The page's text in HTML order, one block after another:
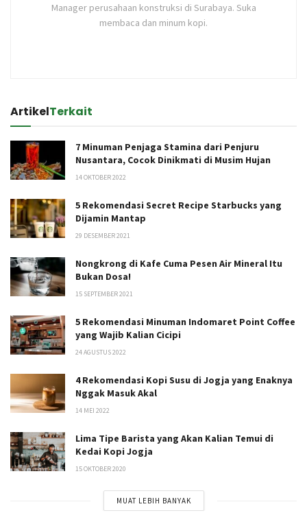
Manager perusahaan konstruksi di Surabaya. Suka
membaca dan minum kopi.
ArtikelTerkait
7 Minuman Penjaga Stamina dari Penjuru
Nusantara, Cocok Dinikmati di Musim Hujan
14 OKTOBER 2022
5 Rekomendasi Secret Recipe Starbucks yang
Dijamin Mantap
29 DESEMBER 2021
Nongkrong di Kafe Cuma Pesen Air Mineral Itu
Bukan Dosa!
15 SEPTEMBER 2021
5 Rekomendasi Minuman Indomaret Point Coffee
yang Wajib Kalian Cicipi
24 AGUSTUS 2022
4 Rekomendasi Kopi Susu di Jogja yang Enaknya
Nggak Masuk Akal
14 MEI 2022
Lima Tipe Barista yang Akan Kalian Temui di
Kedai Kopi Jogja
15 OKTOBER 2020
MUAT LEBIH BANYAK